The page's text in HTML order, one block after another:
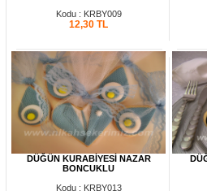
Kodu : KRBY009
12,30 TL
DÜĞÜN KURABİYESİ NAZAR
BONCUKLU
Kodu : KRBY013